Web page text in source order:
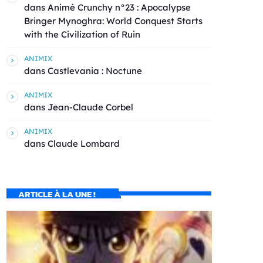
dans Animé Crunchy n°23 : Apocalypse
Bringer Mynoghra: World Conquest Starts
with the Civilization of Ruin
ANIMIX
dans Castlevania : Noctune
ANIMIX
dans Jean-Claude Corbel
ANIMIX
dans Claude Lombard
ARTICLE À LA UNE !